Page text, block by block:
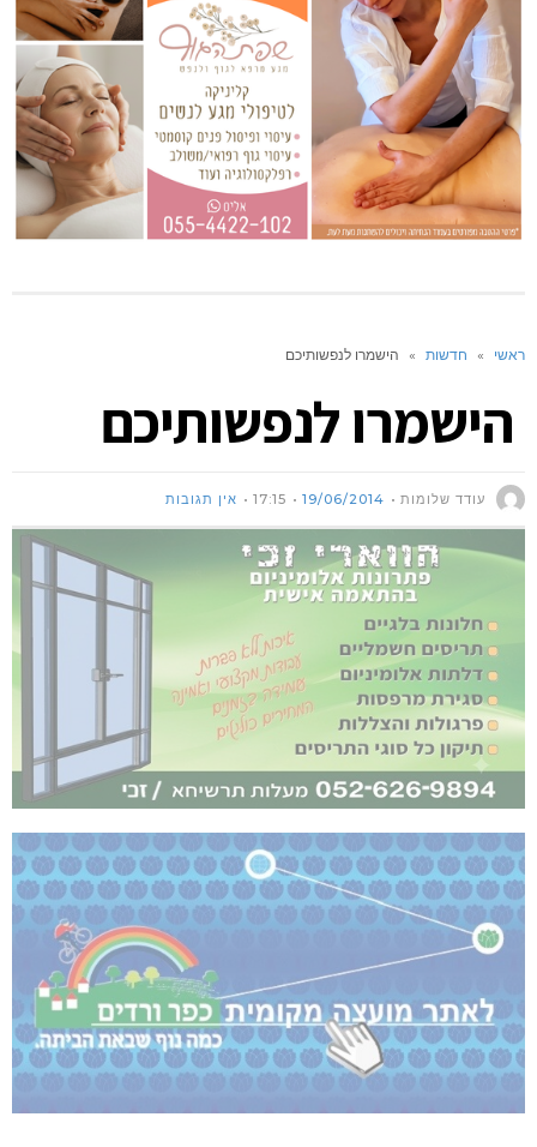
ראשי » חדשות » הישמרו לנפשותיכם
הישמרו לנפשותיכם
עודד שלומות 19/06/2014
17:15 אין תגובות